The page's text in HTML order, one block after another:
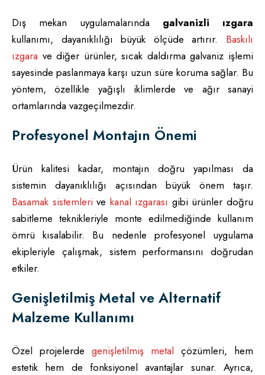
Dış mekan uygulamalarında galvanizli ızgara
kullanımı, dayanıklılığı büyük ölçüde artırır. Baskılı
ızgara ve diğer ürünler, sıcak daldırma galvaniz işlemi
sayesinde paslanmaya karşı uzun süre koruma sağlar. Bu
yöntem, özellikle yağışlı iklimlerde ve ağır sanayi
ortamlarında vazgeçilmezdir.
Profesyonel Montajın Önemi
Ürün kalitesi kadar, montajın doğru yapılması da
sistemin dayanıklılığı açısından büyük önem taşır.
Basamak sistemleri ve kanal ızgarası gibi ürünler doğru
sabitleme teknikleriyle monte edilmediğinde kullanım
ömrü kısalabilir. Bu nedenle profesyonel uygulama
ekipleriyle çalışmak, sistem performansını doğrudan
etkiler.
Genişletilmiş Metal ve Alternatif
Malzeme Kullanımı
Özel projelerde genişletilmiş metal çözümleri, hem
estetik hem de fonksiyonel avantajlar sunar. Ayrıca,